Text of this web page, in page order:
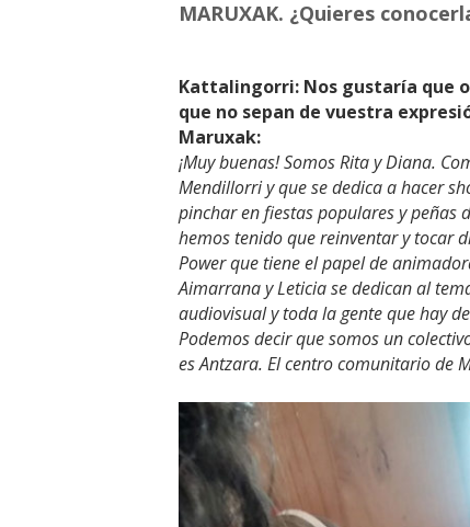
MARUXAK. ¿Quieres
Kattalingorri: Nos gustaría que
que no sepan de vuestra
Maruxak:
¡Muy buenas! Somos Rita y Diana.
Mendillorri y que se dedica a hacer
pinchar en fiestas populares y peñas
hemos tenido que reinventar y tocar
Power que tiene el papel de
Aimarrana y Leticia se dedican al
audiovisual y toda la gente que hay
Podemos decir que somos un
es Antzara. El centro comunitario de